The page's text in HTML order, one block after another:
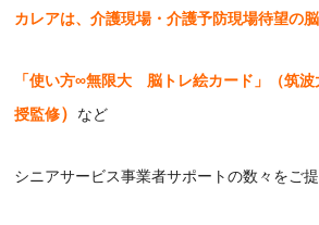
カレアは、介護現場・介護予防現場待望の脳
「使い方∞無限大 脳トレ絵カード」（筑
授監修） など
シニアサービス事業者サポートの数々をご提